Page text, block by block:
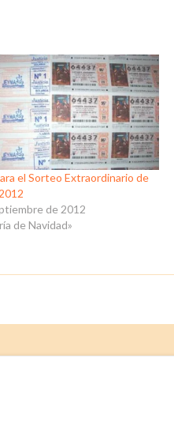
el Sorteo Extraordinario de
de 2012
de Navidad»